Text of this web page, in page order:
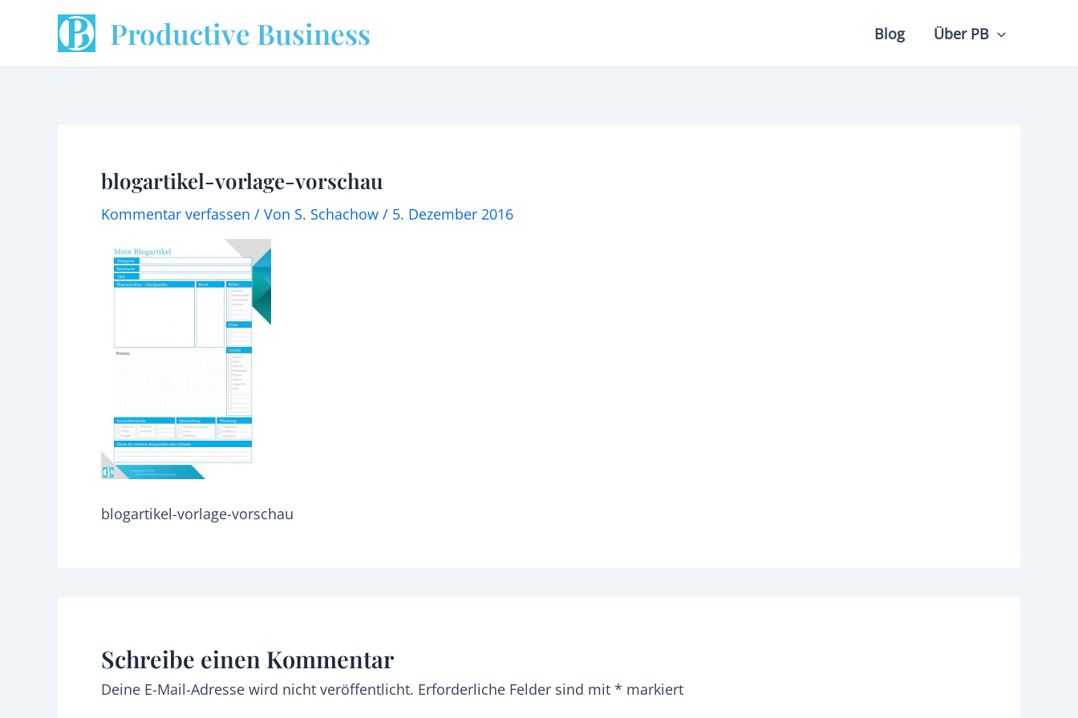
springen
Productive Business Blog Über PB
blogartikel-vorlage-vorschau
Kommentar verfassen / Von S. Schachow / 5. Dezember 2016
blogartikel-vorlage-vorschau
Schreibe einen Kommentar
Deine E-Mail-Adresse wird nicht veröffentlicht. Erforderliche Felder sind mit * markiert